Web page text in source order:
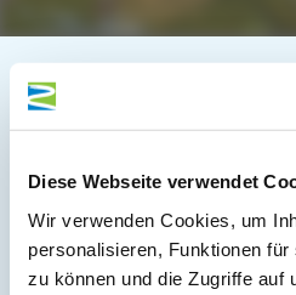
Diese Webseite verwendet
Wir verwenden Cookies, um
personalisieren, Funktionen
zu können und die Zugriffe auf
Auf der Karte
Alte Poststraße 10
56859 Bullay
DE